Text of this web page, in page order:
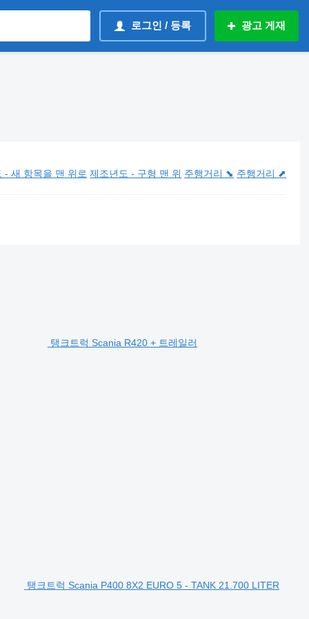
로그인 / 등록 광고 게재
- 새 항목을 맨 위로 제조년도 - 구형 맨 위 주행거리 ⬊ 주행거리 ⬈
탱크트럭 Scania R420 + 트레일러
탱크트럭 Scania P400 8X2 EURO 5 - TANK 21.700 LITER